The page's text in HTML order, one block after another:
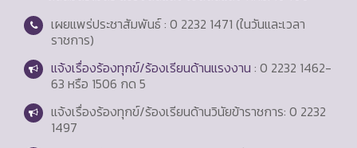
เผยแพร่ประชาสัมพันธ์ : 0 2232 1471 (ในวันและเวลา
ราชการ)
แจ้งเรื่องร้องทุกข์/ร้องเรียนด้านแรงงาน : 0 2232 1462-
63 หรือ 1506 กด 5
แจ้งเรื่องร้องทุกข์/ร้องเรียนด้านวินัยข้าราชการ: 0 2232
1497